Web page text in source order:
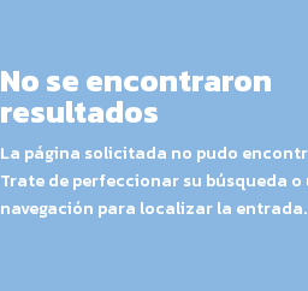
No se encontraron
resultados
La página solicitada no pudo
Trate de perfeccionar su búsqueda
navegación para localizar la entrada.